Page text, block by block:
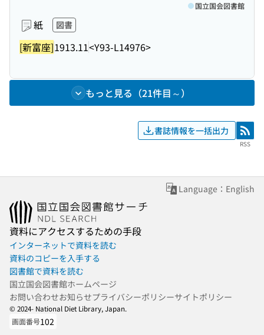
紙 図書
[新富座]1913.11<Y93-L14976>
国立国会図書館
もっと見る（21件目～）
書誌情報を一括出力 RSS
RSS
Language：English
資料にアクセスするための手段
インターネットで資料を読む
資料のコピーを入手する
図書館で資料を読む
国立国会図書館ホームページ
お問い合わせお知らせプライバシーポリシーサイトポリシー
© 2024- National Diet Library, Japan.
画面番号102